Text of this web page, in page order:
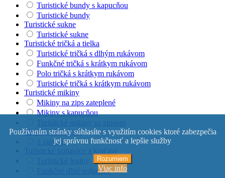
Turistické bundy s kapucňou
Turistické bundy
Turistické sukne
Turistické sukne
Turistické tričká a tielka
Turistické tričká s dlhým rukávom
Funkčné tričká s krátkym rukávom
Polo tričká s krátkym rukávom
Turistické tričká s krátkym rukávom
Turistické mikiny
Mikiny na zips zateplené
Mikiny s kapucňou
Flisové mikiny s 1
2 zipsom
Funkčné dlhé nohavice
Používaním stránky súhlasíte s využitím cookies ktoré zabezpečia
jej správnu funkčnosť a lepšie služby
Rozumiem
Viac info